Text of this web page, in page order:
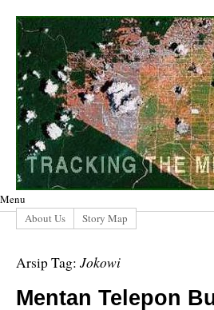
Menu
About Us
Story Map
Arsip Tag: Jokowi
Mentan Telepon